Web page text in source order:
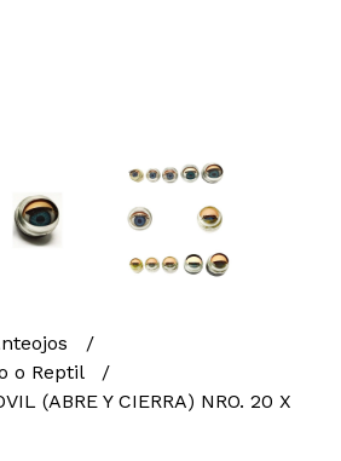
o Reptil
(ABRE Y CIERRA) NRO. 20 X